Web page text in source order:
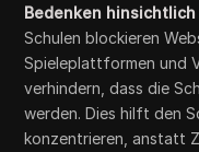
Bedenken
Schulen blockieren
Spieleplattformen und
verhindern, dass die
werden. Dies hilft den
konzentrieren, anstatt